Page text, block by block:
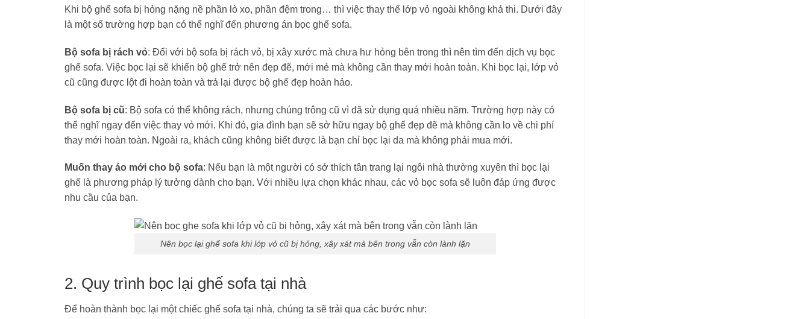
Khi bộ ghế sofa bị hỏng nặng nề phần lò xo, phần đệm trong… thì việc thay thế lớp vỏ ngoài không khả thi. Dưới đây
là một số trường hợp bạn có thể nghĩ đến phương án bọc ghế sofa.
Bộ sofa bị rách vỏ: Đối với bộ sofa bị rách vỏ, bị xây xước mà chưa hư hỏng bên trong thì nên tìm đến dịch vụ bọc
ghế sofa. Việc bọc lại sẽ khiến bộ ghế trở nên đẹp đẽ, mới mẻ mà không cần thay mới hoàn toàn. Khi bọc lại, lớp vỏ
cũ cũng được lột đi hoàn toàn và trả lại được bộ ghế đẹp hoàn hảo.
Bộ sofa bị cũ: Bộ sofa có thể không rách, nhưng chúng trông cũ vì đã sử dụng quá nhiều năm. Trường hợp này có
thể nghĩ ngay đến việc thay vỏ mới. Khi đó, gia đình bạn sẽ sở hữu ngay bộ ghế đẹp đẽ mà không cần lo về chi phí
thay mới hoàn toàn. Ngoài ra, khách cũng không biết được là bạn chỉ bọc lại da mà không phải mua mới.
Muốn thay áo mới cho bộ sofa: Nếu bạn là một người có sở thích tân trang lại ngôi nhà thường xuyên thì bọc lại
ghế là phương pháp lý tưởng dành cho bạn. Với nhiều lựa chọn khác nhau, các vỏ bọc sofa sẽ luôn đáp ứng được
nhu cầu của bạn.
Nên bọc lại ghế sofa khi lớp vỏ cũ bị hỏng, xây xát mà bên trong vẫn còn lành lặn
2. Quy trình bọc lại ghế sofa tại nhà
Để hoàn thành bọc lại một chiếc ghế sofa tại nhà, chúng ta sẽ trải qua các bước như: